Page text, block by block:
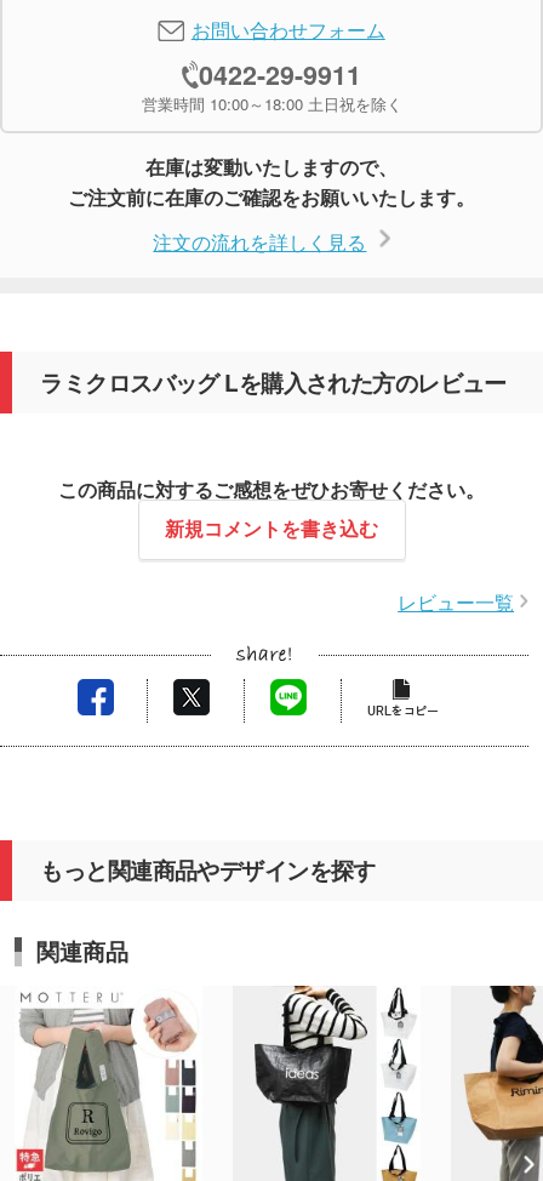
お問い合わせフォーム
0422-29-9911
営業時間 10:00～18:00 土日祝を除く
在庫は変動いたしますので、
ご注文前に在庫のご確認をお願いいたします。
注文の流れを詳しく見る
ラミクロスバッグ Lを購入された方のレビュー
この商品に対するご感想をぜひお寄せください。
新規コメントを書き込む
レビュー一覧
もっと関連商品やデザインを探す
関連商品